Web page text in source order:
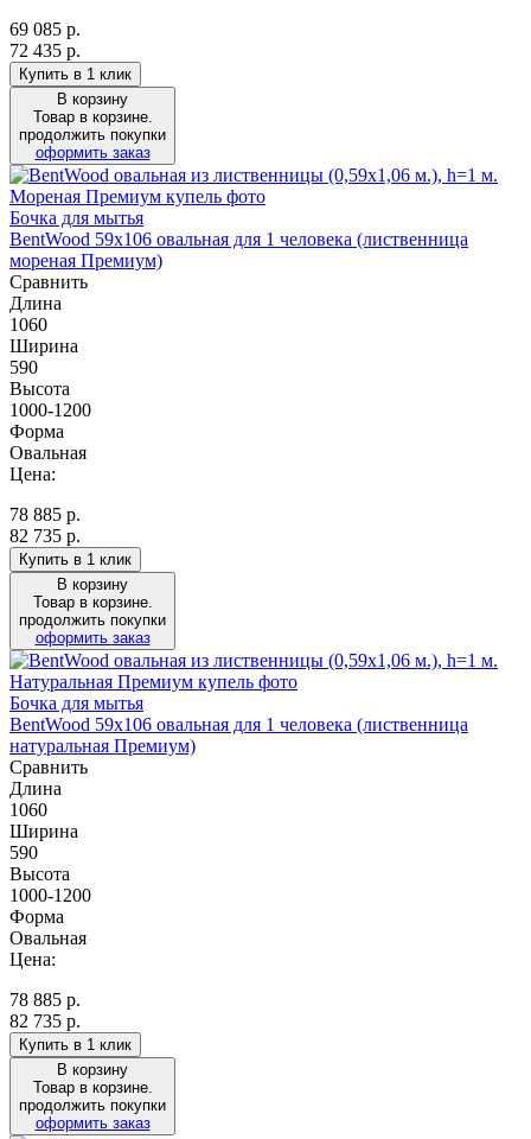
69 085 р.
72 435 р.
Купить в 1 клик
В корзину
Товар в корзине.
продолжить покупки
оформить заказ
Бочка для мытья
BentWood 59х106 овальная для 1 человека (лиственница
мореная Премиум)
Сравнить
Длина
1060
Ширина
590
Высота
1000-1200
Форма
Овальная
Цена:
78 885 р.
82 735 р.
Купить в 1 клик
В корзину
Товар в корзине.
продолжить покупки
оформить заказ
Бочка для мытья
BentWood 59х106 овальная для 1 человека (лиственница
натуральная Премиум)
Сравнить
Длина
1060
Ширина
590
Высота
1000-1200
Форма
Овальная
Цена:
78 885 р.
82 735 р.
Купить в 1 клик
В корзину
Товар в корзине.
продолжить покупки
оформить заказ